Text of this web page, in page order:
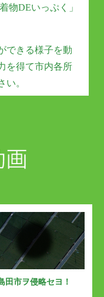
物DEいっぷく」
できる様子を動
を得て市内各所
い。
田市ヲ侵略セヨ！